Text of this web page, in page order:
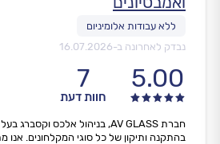
נבדק לאחרונה ב-16.07.2026
5.00
7
חוות דעת
בהתקנה ותיקון של כל סוגי המקלחונים. אנו